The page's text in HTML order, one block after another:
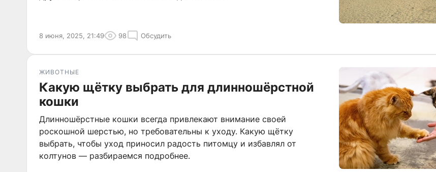
8 июня, 2025, 21:49 98 Обсудить
ЖИВОТНЫЕ
Какую щётку выбрать для длинношёрстной
кошки
Длинношёрстные кошки всегда привлекают внимание своей
роскошной шерстью, но требовательны к уходу. Какую щётку
выбрать, чтобы уход приносил радость питомцу и избавлял от
колтунов — разбираемся подробнее.